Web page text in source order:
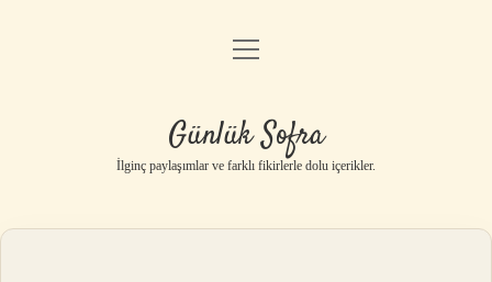
Anasayfa
Yasal Uyarı
menüyü
Günlük Sofra
İlginç paylaşımlar ve farklı fikirlerle dolu içerikler.